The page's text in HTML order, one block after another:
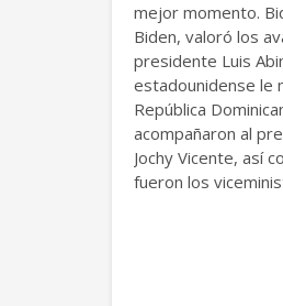
mejor momento.
Biden, valoró los
presidente Luis
estadounidense le
República
acompañaron al
Jochy Vicente, así
fueron los